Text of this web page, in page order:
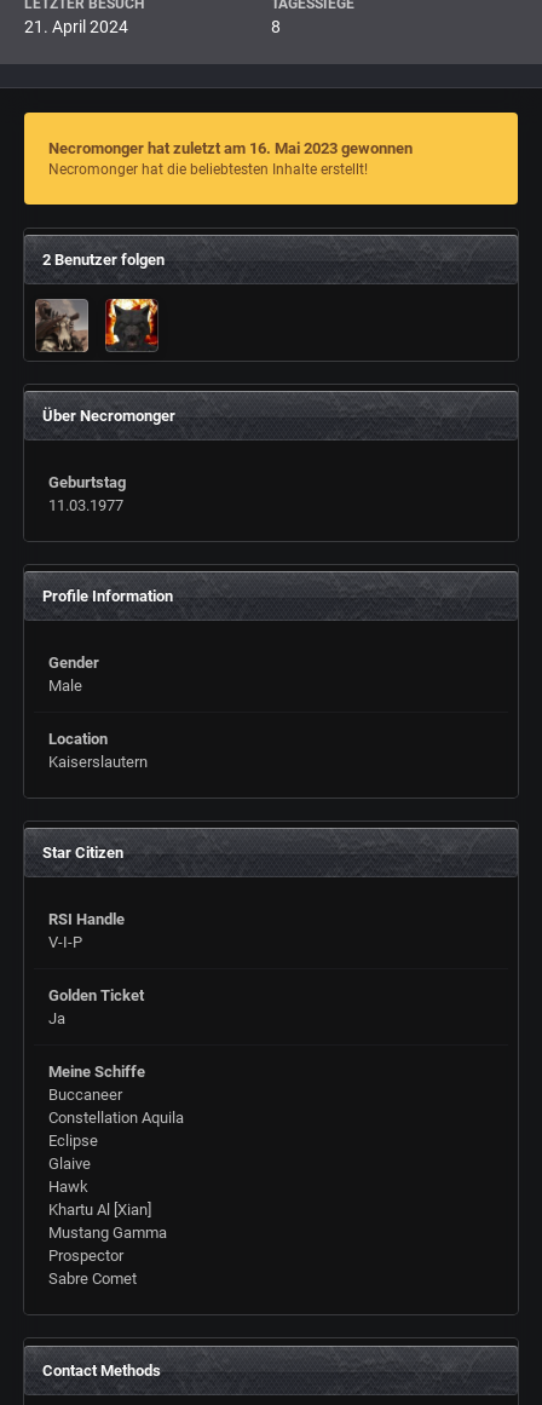
LETZTER BESUCH
21. April 2024
TAGESSIEGE
8
Necromonger hat zuletzt am 16. Mai 2023 gewonnen
Necromonger hat die beliebtesten Inhalte erstellt!
2 Benutzer folgen
Über Necromonger
Geburtstag
11.03.1977
Profile Information
Gender
Male
Location
Kaiserslautern
Star Citizen
RSI Handle
V-I-P
Golden Ticket
Ja
Meine Schiffe
Buccaneer
Constellation Aquila
Eclipse
Glaive
Hawk
Khartu Al [Xian]
Mustang Gamma
Prospector
Sabre Comet
Contact Methods